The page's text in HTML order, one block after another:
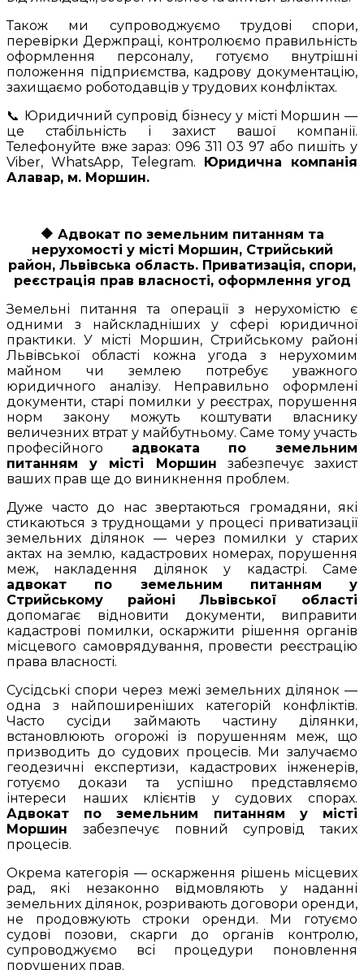
Також ми супроводжуємо трудові спори,
перевірки Держпраці, контролюємо правильність
оформлення персоналу, готуємо внутрішні
положення підприємства, кадрову документацію,
захищаємо роботодавців у трудових конфліктах.
📞 Юридичний супровід бізнесу у місті Моршин —
це стабільність і захист вашої компанії.
Телефонуйте вже зараз: 096 311 03 97 або пишіть у
Viber, WhatsApp, Telegram. Юридична компанія
Алавар, м. Моршин.
🔶 Адвокат по земельним питанням та
нерухомості у місті Моршин, Стрийський
район, Львівська область. Приватизація, спори,
реєстрація прав власності, оформлення угод
Земельні питання та операції з нерухомістю є
одними з найскладніших у сфері юридичної
практики. У місті Моршин, Стрийському районі
Львівської області кожна угода з нерухомим
майном чи землею потребує уважного
юридичного аналізу. Неправильно оформлені
документи, старі помилки у реєстрах, порушення
норм закону можуть коштувати власнику
величезних втрат у майбутньому. Саме тому участь
професійного адвоката по земельним
питанням у місті Моршин забезпечує захист
ваших прав ще до виникнення проблем.
Дуже часто до нас звертаються громадяни, які
стикаються з труднощами у процесі приватизації
земельних ділянок — через помилки у старих
актах на землю, кадастрових номерах, порушення
меж, накладення ділянок у кадастрі. Саме
адвокат по земельним питанням у
Стрийському районі Львівської області
допомагає відновити документи, виправити
кадастрові помилки, оскаржити рішення органів
місцевого самоврядування, провести реєстрацію
права власності.
Сусідські спори через межі земельних ділянок —
одна з найпоширеніших категорій конфліктів.
Часто сусіди займають частину ділянки,
встановлюють огорожі із порушенням меж, що
призводить до судових процесів. Ми залучаємо
геодезичні експертизи, кадастрових інженерів,
готуємо докази та успішно представляємо
інтереси наших клієнтів у судових спорах.
Адвокат по земельним питанням у місті
Моршин забезпечує повний супровід таких
процесів.
Окрема категорія — оскарження рішень місцевих
рад, які незаконно відмовляють у наданні
земельних ділянок, розривають договори оренди,
не продовжують строки оренди. Ми готуємо
судові позови, скарги до органів контролю,
супроводжуємо всі процедури поновлення
порушених прав.